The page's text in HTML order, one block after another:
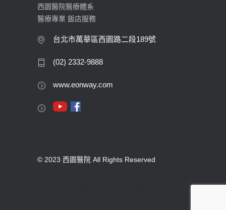
西園醫院醫療體系
醫療專業 飯店服務
台北市萬華區西園路二段189號
(02) 2332-9888
www.eonway.com
© 2023 西園醫院 All Rights Reserved